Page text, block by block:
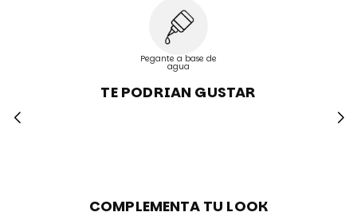
Pegante a base de
agua
TE PODRIAN GUSTAR
COMPLEMENTA TU LOOK